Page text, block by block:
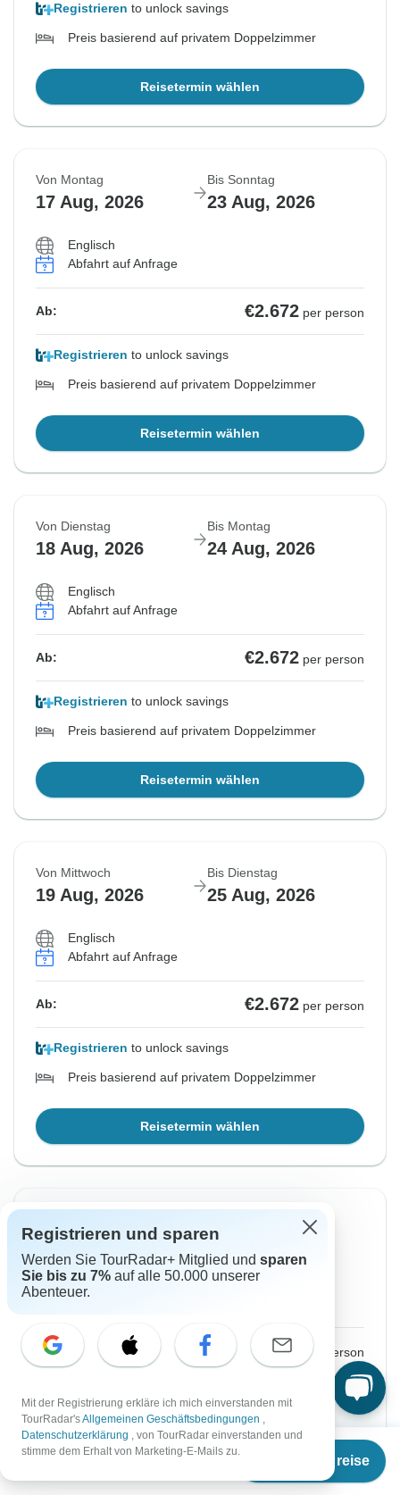
Ab€2.482
Termine & Preise
Registrieren to unlock savings
Preis basierend auf privatem Doppelzimmer
Reisetermin wählen
Von Montag
17 Aug, 2026
Bis Sonntag
23 Aug, 2026
Englisch
Abfahrt auf Anfrage
Ab: €2.672 per person
Registrieren to unlock savings
Preis basierend auf privatem Doppelzimmer
Reisetermin wählen
Von Dienstag
18 Aug, 2026
Bis Montag
24 Aug, 2026
Englisch
Abfahrt auf Anfrage
Ab: €2.672 per person
Registrieren to unlock savings
Preis basierend auf privatem Doppelzimmer
Reisetermin wählen
Von Mittwoch
19 Aug, 2026
Bis Dienstag
25 Aug, 2026
Englisch
Abfahrt auf Anfrage
Ab: €2.672 per person
Registrieren to unlock savings
Preis basierend auf privatem Doppelzimmer
Reisetermin wählen
20 Aug, 2026 26 Aug, 2026
Englisch
Ab: €2.672 per person
Preis basierend auf privatem Doppelzimmer
Registrieren und sparen
Werden Sie TourRadar+ Mitglied und sparen
Sie bis zu 7% auf alle 50.000 unserer
Abenteuer.
Mit der Registrierung erkläre ich mich einverstanden mit
TourRadar'sAllgemeinen Geschäftsbedingungen ,
Datenschutzerklärung , von TourRadar einverstanden und
stimme dem Erhalt von Marketing-E-Mails zu.